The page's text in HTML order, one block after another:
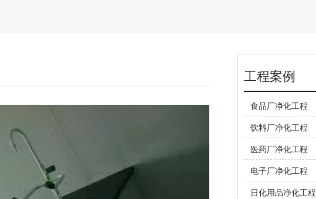
工程案例
食品厂净化工程
饮料厂净化工程
医药厂净化工程
电子厂净化工程
日化用品净化工程